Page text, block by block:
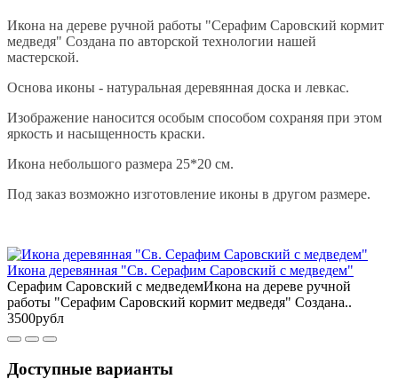
Икона на дереве ручной работы "Серафим Саровский кормит
медведя" Создана по авторской технологии нашей
мастерской.
Основа иконы - натуральная деревянная доска и левкас.
Изображение наносится особым способом сохраняя при этом
яркость и насыщенность краски.
Икона небольшого размера 25*20 см.
Под заказ возможно изготовление иконы в другом размере.
Икона деревянная "Св. Серафим Саровский с медведем"
Серафим Саровский с медведемИкона на дереве ручной
работы "Серафим Саровский кормит медведя" Создана..
3500рубл
Доступные варианты